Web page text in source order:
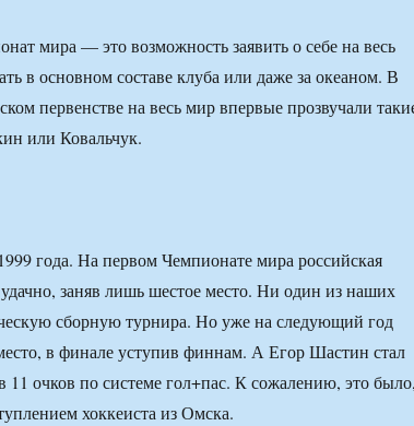
мира — это возможность заявить о себе на весь
в основном составе клуба или даже за океаном. В
первенстве на весь мир впервые прозвучали
или Ковальчук.
года. На первом Чемпионате мира российская
заняв лишь шестое место. Ни один из наших
сборную турнира. Но уже на следующий год
в финале уступив финнам. А Егор Шастин стал
очков по системе гол+пас. К сожалению, это
хоккеиста из Омска.